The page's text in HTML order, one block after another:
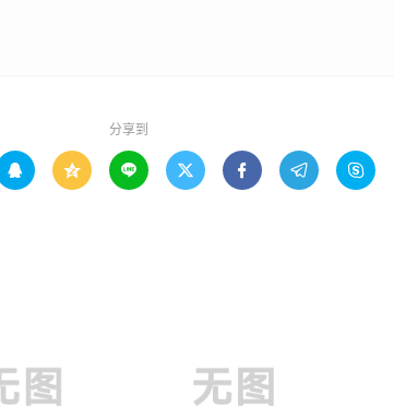
分享到
      